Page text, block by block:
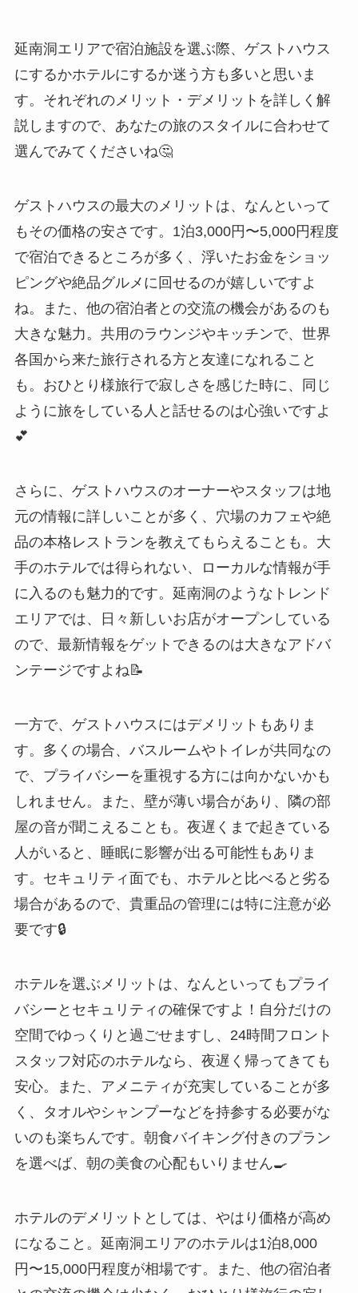
延南洞エリアで宿泊施設を選ぶ際、ゲストハウス
にするかホテルにするか迷う方も多いと思いま
す。それぞれのメリット・デメリットを詳しく解
説しますので、あなたの旅のスタイルに合わせて
選んでみてくださいね🤔
ゲストハウスの最大のメリットは、なんといって
もその価格の安さです。1泊3,000円〜5,000円程度
で宿泊できるところが多く、浮いたお金をショッ
ピングや絶品グルメに回せるのが嬉しいですよ
ね。また、他の宿泊者との交流の機会があるのも
大きな魅力。共用のラウンジやキッチンで、世界
各国から来た旅行される方と友達になれること
も。おひとり様旅行で寂しさを感じた時に、同じ
ように旅をしている人と話せるのは心強いですよ
💕
さらに、ゲストハウスのオーナーやスタッフは地
元の情報に詳しいことが多く、穴場のカフェや絶
品の本格レストランを教えてもらえることも。大
手のホテルでは得られない、ローカルな情報が手
に入るのも魅力的です。延南洞のようなトレンド
エリアでは、日々新しいお店がオープンしている
ので、最新情報をゲットできるのは大きなアドバ
ンテージですよね📝
一方で、ゲストハウスにはデメリットもありま
す。多くの場合、バスルームやトイレが共同なの
で、プライバシーを重視する方には向かないかも
しれません。また、壁が薄い場合があり、隣の部
屋の音が聞こえることも。夜遅くまで起きている
人がいると、睡眠に影響が出る可能性もありま
す。セキュリティ面でも、ホテルと比べると劣る
場合があるので、貴重品の管理には特に注意が必
要です🔒
ホテルを選ぶメリットは、なんといってもプライ
バシーとセキュリティの確保ですよ！自分だけの
空間でゆっくりと過ごせますし、24時間フロント
スタッフ対応のホテルなら、夜遅く帰ってきても
安心。また、アメニティが充実していることが多
く、タオルやシャンプーなどを持参する必要がな
いのも楽ちんです。朝食バイキング付きのプラン
を選べば、朝の美食の心配もいりません🍳
ホテルのデメリットとしては、やはり価格が高め
になること。延南洞エリアのホテルは1泊8,000
円〜15,000円程度が相場です。また、他の宿泊者